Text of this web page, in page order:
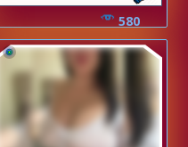
580